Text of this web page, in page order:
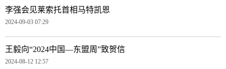
李强会见莱索托首相马特凯恩
2024-09-03 07:29
王毅向“2024中国—东盟周”致贺信
2024-08-12 12:57